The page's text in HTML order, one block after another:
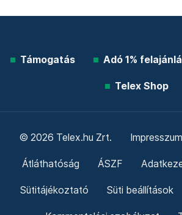
Támogatás Adó 1%
Telex Shop
© 2026 Telex.hu Zrt. Impresszum
Átláthatóság ÁSZF
Sütitájékoztató Süti beállítások